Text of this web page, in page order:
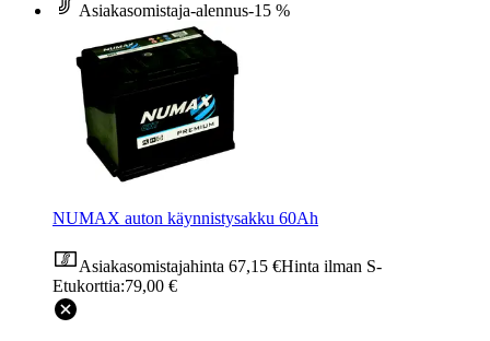
Asiakasomistaja-alennus-15 %
NUMAX auton käynnistysakku 60Ah
Asiakasomistajahinta 67,15 €Hinta ilman S-
Etukorttia:79,00 €